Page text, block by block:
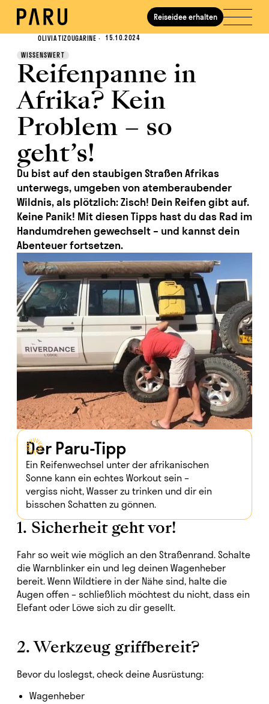
Reiseidee erhalten
Journal
OLIVIA TIZOUGARINE · 15.10.2024
WISSENSWERT
Reifenpanne in
Afrika? Kein
Problem – so
geht’s!
Du bist auf den staubigen Straßen Afrikas
unterwegs, umgeben von atemberaubender
Wildnis, als plötzlich: Zisch! Dein Reifen gibt auf.
Keine Panik! Mit diesen Tipps hast du das Rad im
Handumdrehen gewechselt – und kannst dein
Abenteuer fortsetzen.
Der Paru-Tipp
Ein Reifenwechsel unter der afrikanischen
Sonne kann ein echtes Workout sein –
vergiss nicht, Wasser zu trinken und dir ein
bisschen Schatten zu gönnen.
1. Sicherheit geht vor!
Fahr so weit wie möglich an den Straßenrand. Schalte
die Warnblinker ein und leg deinen Wagenheber
bereit. Wenn Wildtiere in der Nähe sind, halte die
Augen offen – schließlich möchtest du nicht, dass ein
Elefant oder Löwe sich zu dir gesellt.
2. Werkzeug griffbereit?
Bevor du loslegst, check deine Ausrüstung:
Wagenheber